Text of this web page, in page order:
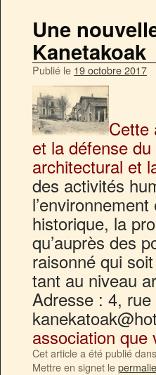
Une
Kanetakoak
Publié le 19 octobre 2017
Cette
et la défense
architectural et
des activités
historique, la
qu’auprès des
raisonné qui
tant au niveau
Adresse : 4,
association
Cet article a été publié dans
Mettre en signet le